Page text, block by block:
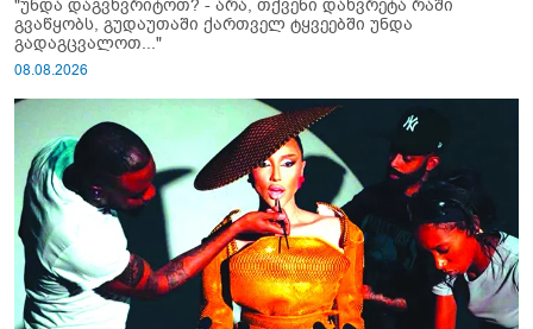
"უნდა დაგვხვრიტოთ? - არა, თქვენი დახვრეტა რაში
გვაწყობს, გუდაუთაში ქართველ ტყვეებში უნდა
გადაგცვალოთ..."
08.08.2026